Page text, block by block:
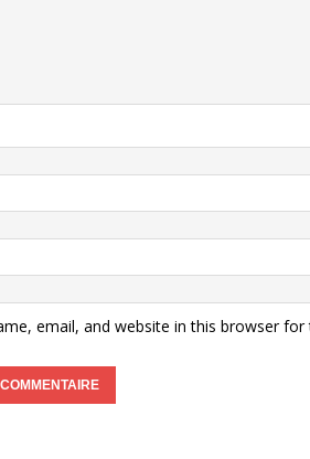
email, and website in this browser